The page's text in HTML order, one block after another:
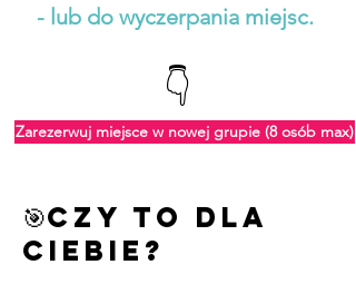
- lub do wyczerpania miejsc.
👇
Zarezerwuj miejsce w nowej grupie (8 osób max)
🎯Czy to dla
Ciebie?